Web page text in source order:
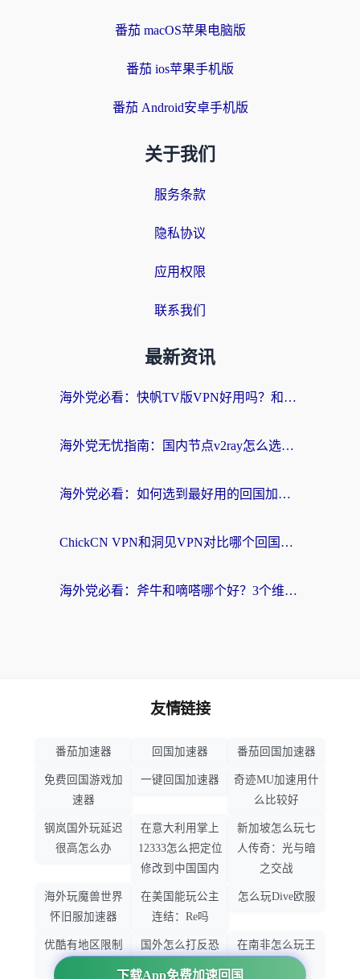
番茄 macOS苹果电脑版
番茄 ios苹果手机版
番茄 Android安卓手机版
关于我们
服务条款
隐私协议
应用权限
联系我们
最新资讯
海外党必看：快帆TV版VPN好用吗？和快游VPN对比哪个回国效果更好？附实用避坑指南
海外党无忧指南：国内节点v2ray怎么选？一键回国VPN+多场景实测帮你避坑
海外党必看：如何选到最好用的回国加速器？从节点到售后的全维度指南
ChickCN VPN和洞见VPN对比哪个回国效果更好？海外党亲测3款加速器+避坑指南
海外党必看：斧牛和嘀嗒哪个好？3个维度教你选对回国加速器
下载App免费加速回国
友情链接
番茄加速器 回国加速器 番茄回国加速器
免费回国游戏加
速器
一键回国加速器
奇迹MU加速用什
么比较好
钢岚国外玩延迟
很高怎么办
在意大利用掌上
12333怎么把定位
修改到中国国内
新加坡怎么玩七
人传奇：光与暗
之交战
海外玩魔兽世界
怀旧服加速器
在美国能玩公主
连结：Re吗
怎么玩Dive欧服
优酷有地区限制
国外怎么打反恐
精英：全球攻势
在南非怎么玩王